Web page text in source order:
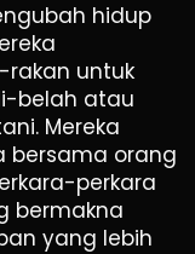
hidup
untuk
belah atau
Mereka
bersama orang
perkara
bermakna
yang lebih